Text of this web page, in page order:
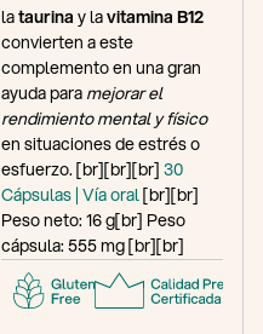
lataurina y lavitamina B12
convierten a este
complemento en una gran
ayuda para mejorar el
rendimiento mental y físico
en situaciones de estrés o
esfuerzo. [br][br][br]30
Cápsulas | Vía oral[br][br]
Peso neto: 16 g[br] Peso
cápsula: 555 mg [br][br]